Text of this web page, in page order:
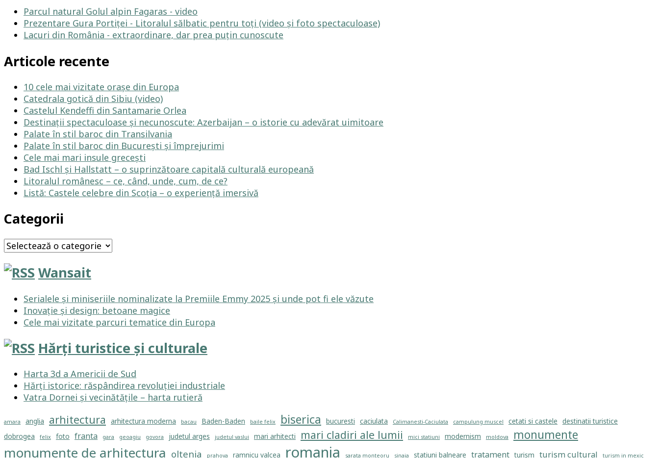
Parcul natural Golul alpin Fagaras - video
Prezentare Gura Portiței - Litoralul sălbatic pentru toți (video și foto spectaculoase)
Lacuri din România - extraordinare, dar prea puțin cunoscute
Articole recente
10 cele mai vizitate orașe din Europa
Catedrala gotică din Sibiu (video)
Castelul Kendeffi din Santamarie Orlea
Destinații spectaculoase și necunoscute: Azerbaijan – o istorie cu adevărat uimitoare
Palate în stil baroc din Transilvania
Palate în stil baroc din București și împrejurimi
Cele mai mari insule grecești
Bad Ischl și Hallstatt – o suprinzătoare capitală culturală europeană
Litoralul românesc – ce, când, unde, cum, de ce?
Listă: Castele celebre din Scoția – o experiență imersivă
Categorii
Categorii
Wansait
Serialele și miniseriile nominalizate la Premiile Emmy 2025 și unde pot fi ele văzute
Inovație și design: betoane magice
Cele mai vizitate parcuri tematice din Europa
Hărți turistice și culturale
Harta 3d a Americii de Sud
Hărți istorice: răspândirea revoluției industriale
Vatra Dornei și vecinătățile – harta rutieră
amara anglia arhitectura arhitectura moderna bacau Baden-Baden baile felix biserica bucuresti caciulata Calimanesti-Caciulata campulung muscel cetati si castele destinatii turistice
dobrogea
felix foto franta gara geoagiu govora judetul arges judetul vaslui mari arhitecti mari cladiri ale lumii mici statiuni modernism moldova monumente
monumente de arhitectura oltenia prahova ramnicu valcea romania sarata monteoru sinaia statiuni balneare tratament turism turism cultural turism in mexic